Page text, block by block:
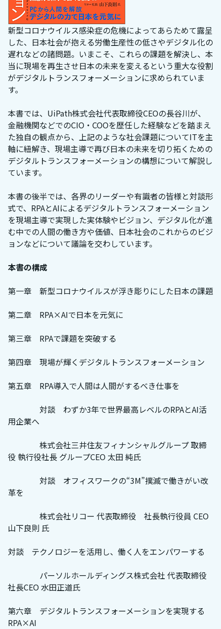
新型コロナウイルス感染症の危機によってあらためて露呈
した、日本社会が抱える労働生産性の低さやデジタル化の
遅れなどの諸問題。いまこそ、これらの課題を解決し、本
当に現場を再生させ日本の未来を変えるという重大な役割
がデジタルトランスフォーメーションに求められていま
す。
本書では、UiPath株式会社代表取締役CEOの長谷川が、
金融機関などでのCIO・COOを歴任した経験などを踏まえ
た独自の観点から、上記のような社会課題についてITを主
軸に紐解き、現場主導で再び日本の未来を切り拓くための
デジタルトランスフォーメーションの構想について解説し
ています。
本書の後半では、各界のリーダーや有識者の皆様と対談形
式で、RPAとAIによるデジタルトランスフォーメーション
を現場主導で実現した実体験やビジョン、デジタル化が進
む中での人間の働き方や価値、日本社会のこれからのビジ
ョンなどについて議論を交わしています。
本書の構成
第一章 新型コロナウイルスが浮き彫りにした日本の課題
第二章 RPA×AIで日本を元気に
第三章 RPAで課題を突破する
第四章 現場が輝くデジタルトランスフォーメーション
第五章 RPA導入で人間は人間がするべき仕事を
対談 わずか3年で世界最高レベルのRPAとAI活
用企業へ
株式会社三井住友フィナンシャルグループ 取締
役 執行役社長 グループCEO 太田 純氏
対談 オフィスワークの“3M”撲滅で働きがい改
革を
株式会社リコー 代表取締役 社長執行役員 CEO
山下良則 氏
対談 テクノロジーを活用し、働く人をエンパワーする
パーソルホールディングス株式会社 代表取締役
社長CEO 水田正道氏
第六章 デジタルトランスフォーメーションを実現する
RPA×AI